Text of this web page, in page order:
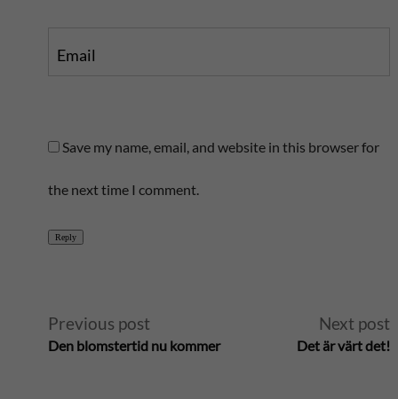
Email
Save my name, email, and website in this browser for
the next time I comment.
Reply
Previous post
Den blomstertid nu kommer
Next post
Det är värt det!